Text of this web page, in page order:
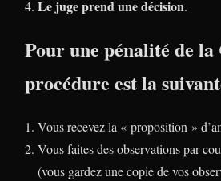
Le juge prend une décision.
Pour une pénalité de la
procédure est la
Vous recevez la « proposition »
Vous faites des observations par
(vous gardez une copie de vos